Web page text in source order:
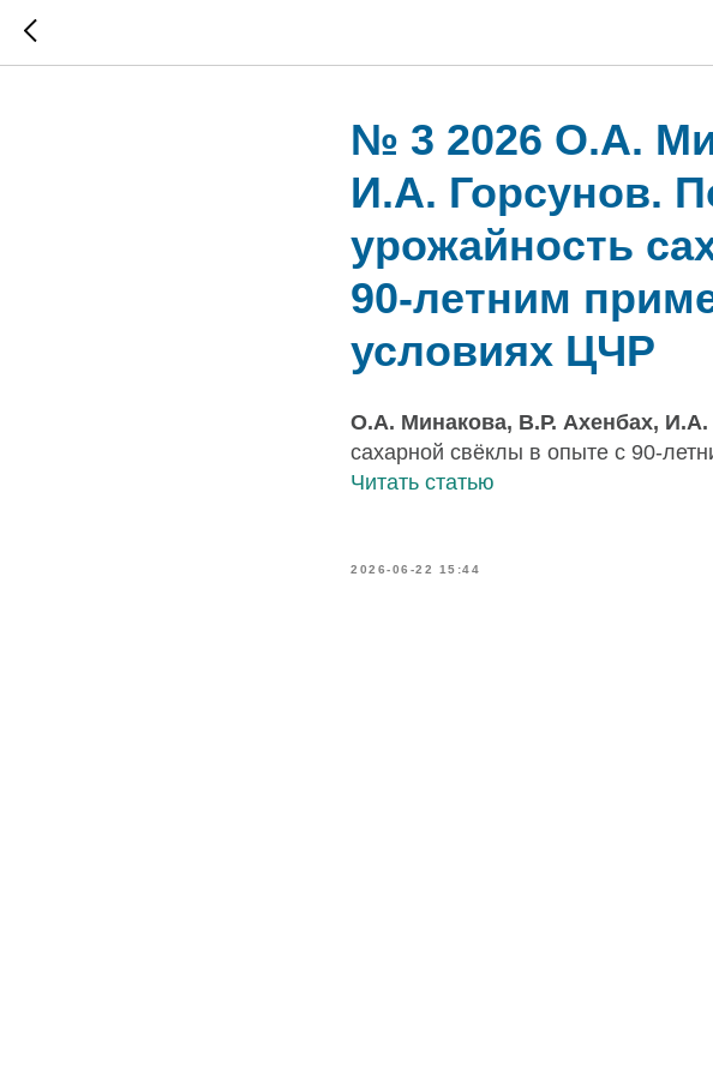
№ 3 2026 О.А.
И.А. Горсунов.
урожайность
90-летним
условиях ЦЧР
О.А. Минакова, В.Р. Ахенбах, И.А.
сахарной свёклы в опыте с 90-
Читать статью
2026-06-22 15:44